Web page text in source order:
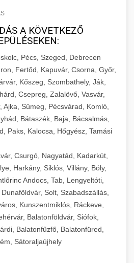
A KÖVETKEZŐ
Pécs, Szeged, Debrecen
Fertőd, Kapuvár, Csorna, Győr,
Kőszeg, Szombathely, Ják,
Csepreg, Zalalövő, Vasvár,
Ajka, Sümeg, Pécsvárad, Komló,
Bátaszék, Baja, Bácsalmás,
Paks, Kalocsa, Hőgyész, Tamási
Csurgó, Nagyatád, Kadarkút,
Harkány, Siklós, Villány, Bóly,
Andocs, Tab, Lengyeltóti,
Solt, Szabadszállás,
Kunszentmiklós, Ráckeve,
Balatonföldvár, Siófok,
Balatonfűzfő, Balatonfüred,
Sátoraljaújhely